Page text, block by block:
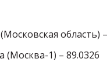
область) –
(Москва-1) – 89.0326